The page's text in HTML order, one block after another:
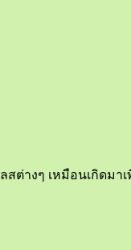
ต่างๆ เหมือนเกิดมา